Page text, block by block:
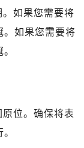
如果您需要将
。如果您需要将
位。确保将表